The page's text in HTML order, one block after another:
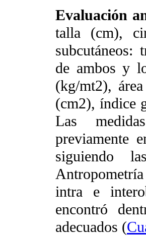
Evaluación
talla (cm),
subcutáneos:
de ambos y
(kg/mt2),
(cm2), índice
Las
previamente
siguiendo
intra e
encontró
adecuados (